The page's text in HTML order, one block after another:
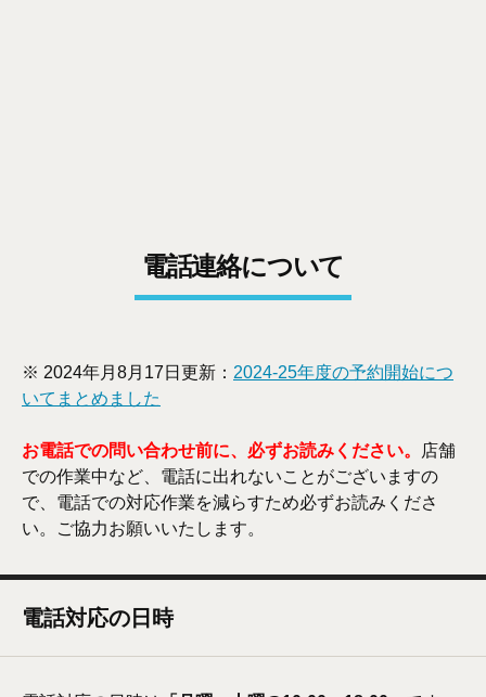
電話連絡について
※ 2024年月8月17日更新： 2024-25年度の予約開始につ
いてまとめました
お電話での問い合わせ前に、必ずお読みください。
店舗
での作業中など、電話に出れないことがございますの
で、電話での対応作業を減らすため必ずお読みくださ
い。ご協力お願いいたします。
電話対応の日時